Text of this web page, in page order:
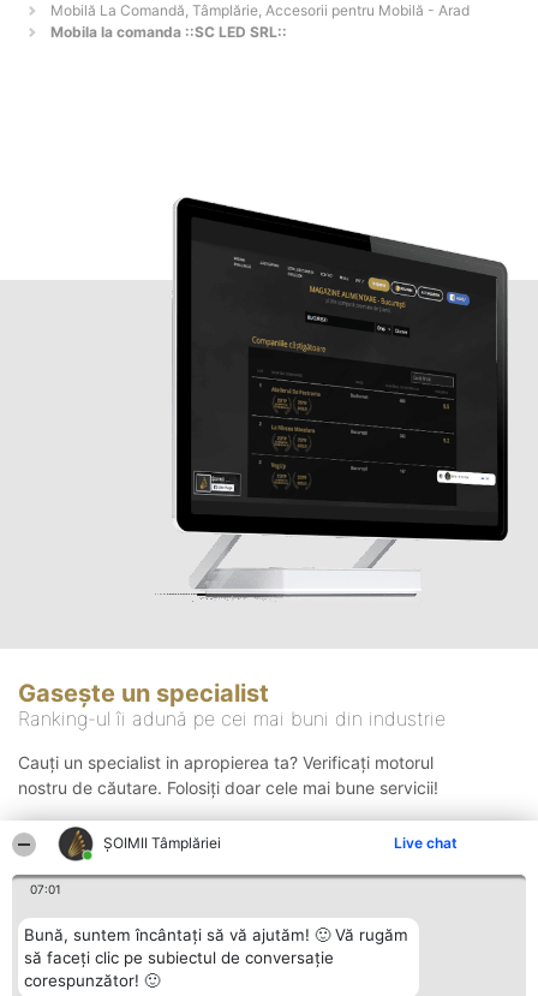
ȘOIMII Tâmplăriei Live chat
07:01
Bună, suntem încântați să vă ajutăm! 🙂 Vă rugăm
să faceți clic pe subiectul de conversație
corespunzător! 🙂
Mobilă La Comandă, Tâmplărie, Accesorii pentru Mobilă - Arad
Mobila la comanda ::SC LED SRL::
Gasește un specialist
Ranking-ul îi adună pe cei mai buni din industrie
Cauți un specialist in apropierea ta? Verificați motorul
nostru de căutare. Folosiți doar cele mai bune servicii!